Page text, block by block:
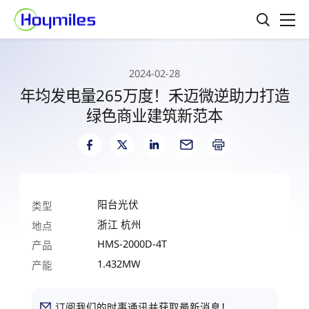
2024-02-28
年均发电量265万度！禾迈微逆助力打造
绿色商业建筑新范本
类型
阳台光伏
地点
浙江 杭州
产品
HMS-2000D-4T
产能
1.432MW